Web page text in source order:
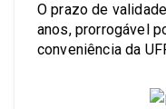
O prazo de
anos, prorrogável
conveniência da